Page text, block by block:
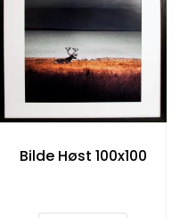
Bilde Høst 100x100